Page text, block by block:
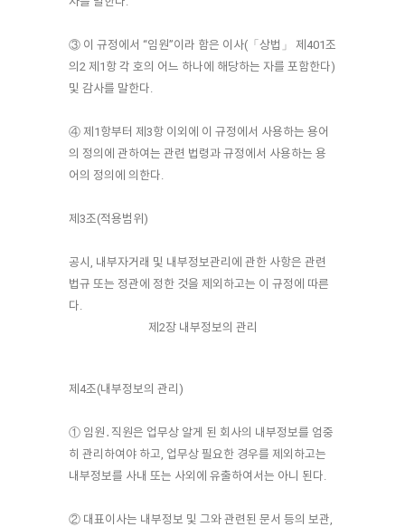
③ 이 규정에서 “임원”이라 함은 이사(「상법」 제401조
의2 제1항 각 호의 어느 하나에 해당하는 자를 포함한다)
및 감사를 말한다.
④ 제1항부터 제3항 이외에 이 규정에서 사용하는 용어
의 정의에 관하여는 관련 법령과 규정에서 사용하는 용
어의 정의에 의한다.
제3조(적용범위)
공시, 내부자거래 및 내부정보관리에 관한 사항은 관련
법규 또는 정관에 정한 것을 제외하고는 이 규정에 따른
다.
제2장 내부정보의 관리
제4조(내부정보의 관리)
① 임원․직원은 업무상 알게 된 회사의 내부정보를 엄중
히 관리하여야 하고, 업무상 필요한 경우를 제외하고는
내부정보를 사내 또는 사외에 유출하여서는 아니 된다.
② 대표이사는 내부정보 및 그와 관련된 문서 등의 보관,